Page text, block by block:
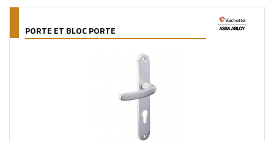
PORTE ET BLOC PORTE